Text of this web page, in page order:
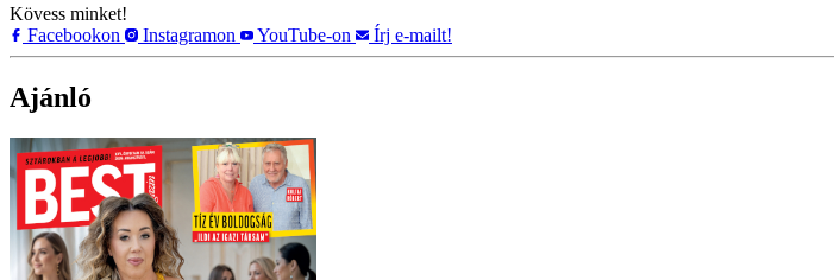
Kövess minket!
Facebookon
Instagramon YouTube-on Írj e-mailt!
Ajánló